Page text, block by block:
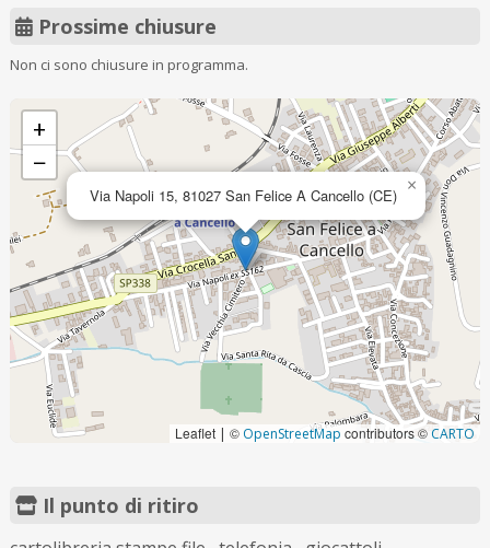
Prossime chiusure
Non ci sono chiusure in programma.
Via Napoli 15, 81027 San Felice A Cancello (CE) ×
+
−
Leaflet | © OpenStreetMap contributors © CARTO
Il punto di ritiro